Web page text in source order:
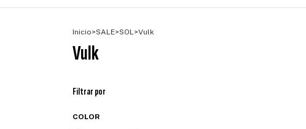
Inicio>SALE>SOL>Vulk
Vulk
Filtrar por
COLOR